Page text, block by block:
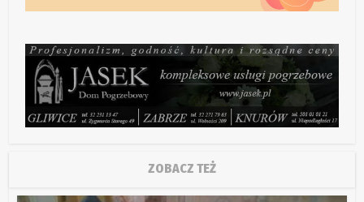
ZOBACZ TEŻ